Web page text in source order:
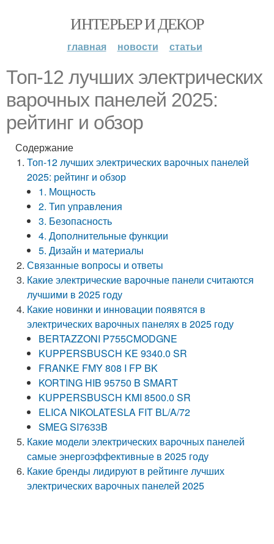
ИНТЕРЬЕР И ДЕКОР
главная новости статьи
Топ-12 лучших электрических
варочных панелей 2025:
рейтинг и обзор
Содержание
Топ-12 лучших электрических варочных панелей
2025: рейтинг и обзор
1. Мощность
2. Тип управления
3. Безопасность
4. Дополнительные функции
5. Дизайн и материалы
Связанные вопросы и ответы
Какие электрические варочные панели считаются
лучшими в 2025 году
Какие новинки и инновации появятся в
электрических варочных панелях в 2025 году
BERTAZZONI P755CMODGNE
KUPPERSBUSCH KE 9340.0 SR
FRANKE FMY 808 I FP BK
KORTING HIB 95750 B SMART
KUPPERSBUSCH KMI 8500.0 SR
ELICA NIKOLATESLA FIT BL/A/72
SMEG SI7633B
Какие модели электрических варочных панелей
самые энергоэффективные в 2025 году
Какие бренды лидируют в рейтинге лучших
электрических варочных панелей 2025